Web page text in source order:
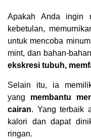
Apakah Anda ingin
kebetulan,
untuk mencoba
mint, dan bahan-
ekskresi tubuh,
Selain itu, ia
yang membantu
cairan. Yang terbaik
kalori dan dapat
ringan.